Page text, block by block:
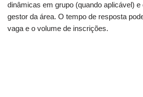
dinâmicas em grupo (quando aplicável)
gestor da área. O tempo de resposta
vaga e o volume de inscrições.